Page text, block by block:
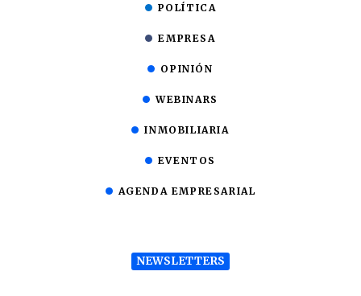
POLÍTICA
EMPRESA
OPINIÓN
WEBINARS
INMOBILIARIA
EVENTOS
AGENDA EMPRESARIAL
NEWSLETTERS